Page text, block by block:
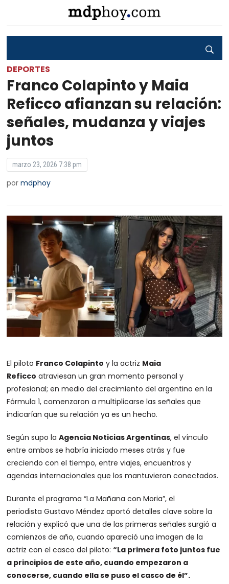
DEPORTES
Franco Colapinto y Maia
Reficco afianzan su relación:
señales, mudanza y viajes
juntos
marzo 23, 2026 7:38 pm
pormdphoy
El piloto Franco Colapinto y la actriz Maia
Reficco atraviesan un gran momento personal y
profesional; en medio del crecimiento del argentino en la
Fórmula 1, comenzaron a multiplicarse las señales que
indicarían que su relación ya es un hecho.
Según supo laAgencia Noticias Argentinas, el vínculo
entre ambos se habría iniciado meses atrás y fue
creciendo con el tiempo, entre viajes, encuentros y
agendas internacionales que los mantuvieron conectados.
Durante el programa “La Mañana con Moria”, el
periodista Gustavo Méndez aportó detalles clave sobre la
relación y explicó que una de las primeras señales surgió a
comienzos de año, cuando apareció una imagen de la
actriz con el casco del piloto:“La primera foto juntos fue
a principios de este año, cuando empezaron a
conocerse, cuando ella se puso el casco de él”.